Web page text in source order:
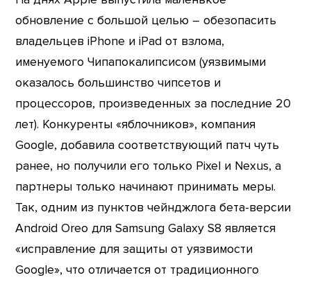
обновление с большой целью – обезопасить
владельцев iPhone и iPad от взлома,
именуемого Чипапокалипсисом (уязвимыми
оказалось большинство чипсетов и
процессоров, произведенных за последние 20
лет). Конкуренты «яблочников», компания
Google, добавила соответствующий патч чуть
ранее, но получили его только Pixel и Nexus, а
партнеры только начинают принимать меры.
Так, одним из пунктов чейнджлога бета-версии
Android Oreo для Samsung Galaxy S8 является
«исправление для защиты от уязвимости
Google», что отличается от традиционного